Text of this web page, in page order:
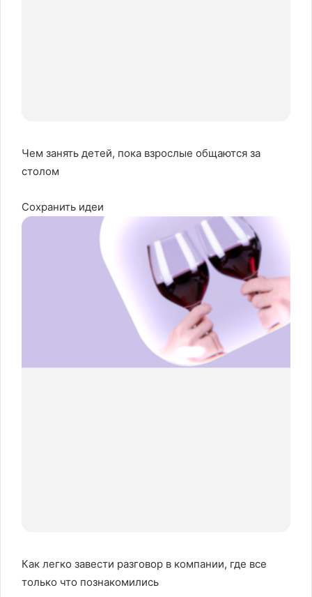
Чем занять детей, пока взрослые общаются за
столом
Сохранить идеи
Как легко завести разговор в компании, где все
только что познакомились